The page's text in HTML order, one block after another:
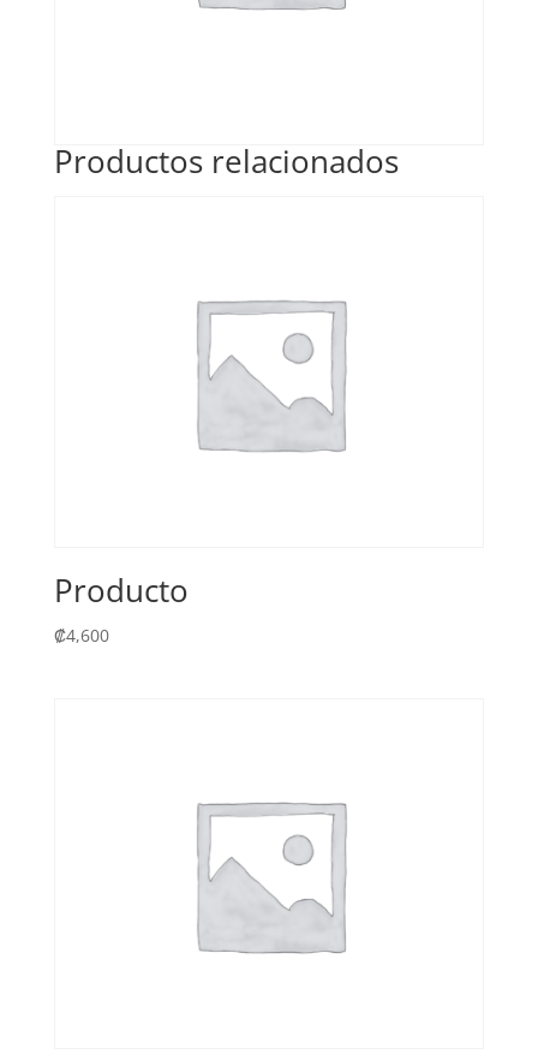
Productos relacionados
Producto
₡4,600